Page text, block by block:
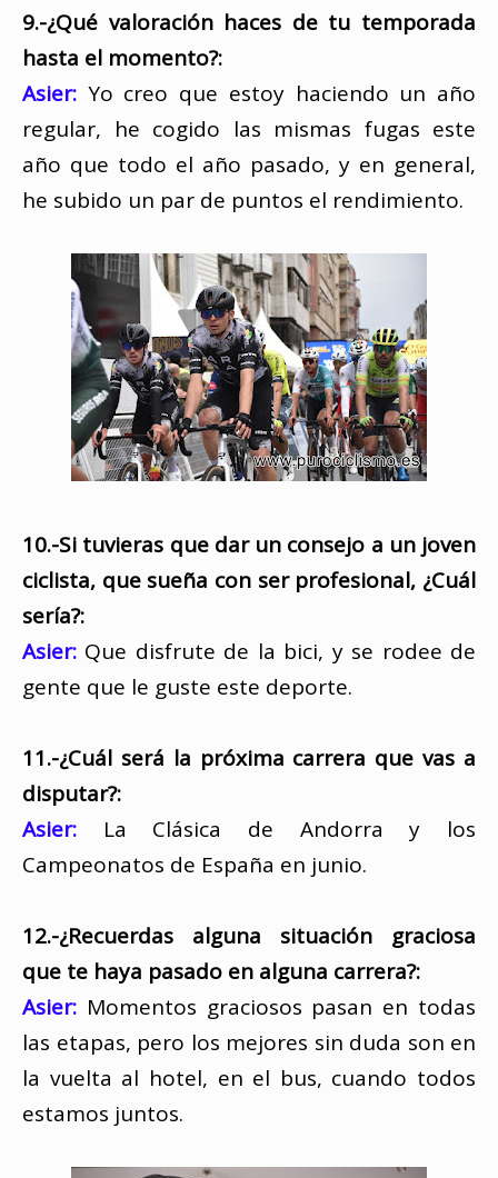
9.-¿Qué valoración haces de tu temporada
hasta el momento?:
Asier: Yo creo que estoy haciendo un año
regular, he cogido las mismas fugas este
año que todo el año pasado, y en general,
he subido un par de puntos el rendimiento.
10.-Si tuvieras que dar un consejo a un joven
ciclista, que sueña con ser profesional, ¿Cuál
sería?:
Asier: Que disfrute de la bici, y se rodee de
gente que le guste este deporte.
11.-¿Cuál será la próxima carrera que vas a
disputar?:
Asier: La Clásica de Andorra y los
Campeonatos de España en junio.
12.-¿Recuerdas alguna situación graciosa
que te haya pasado en alguna carrera?:
Asier: Momentos graciosos pasan en todas
las etapas, pero los mejores sin duda son en
la vuelta al hotel, en el bus, cuando todos
estamos juntos.